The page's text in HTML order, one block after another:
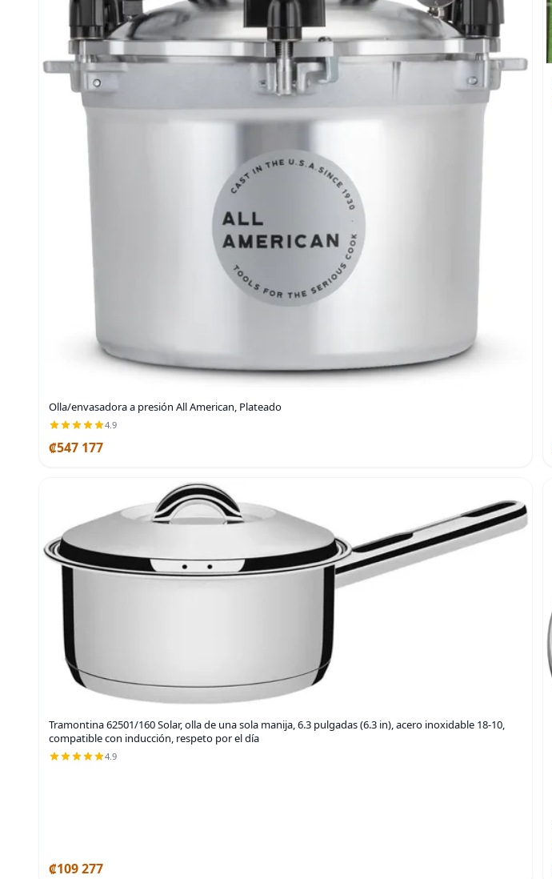
Olla/envasadora a presión All American, Plateado
4.9
₡547 177
Tramontina 62501/160 Solar, olla de una sola manija, 6.3 pulgadas (6.3 in), acero inoxidable 18-10,
compatible con inducción, respeto por el día
4.9
₡109 277